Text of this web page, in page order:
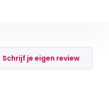
Schrijf je eigen review